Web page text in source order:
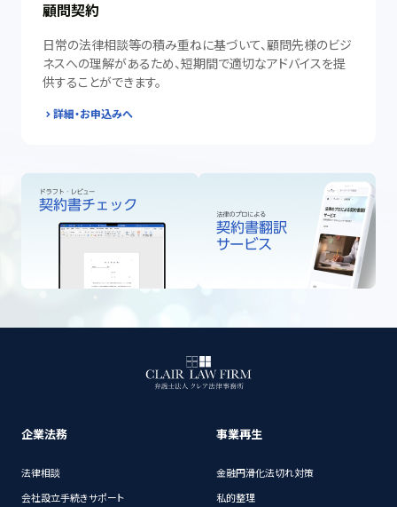
顧問契約
日常の法律相談等の積み重ねに基づいて、顧問先様のビジ
ネスへの理解があるため、短期間で適切なアドバイスを提
供することができます。
詳細・お申込みへ
企業法務
法律相談
会社設立手続きサポート
事業再生
金融円滑化法切れ対策
私的整理